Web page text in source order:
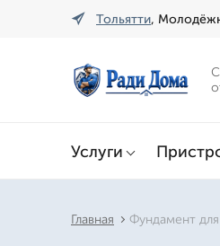
Тольятти,
Услуги
Главная Фундамент